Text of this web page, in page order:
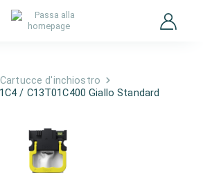
Cartucce d'inchiostro
/ C13T01C400 Giallo Standard